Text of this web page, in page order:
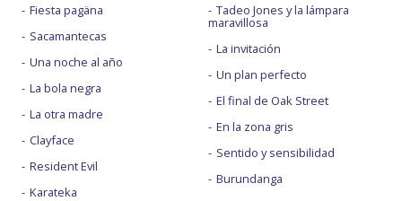
Fiesta pagäna
Sacamantecas
Una noche al año
La bola negra
La otra madre
Clayface
Resident Evil
Karateka
Tadeo Jones y la lámpara
maravillosa
La invitación
Un plan perfecto
El final de Oak Street
En la zona gris
Sentido y sensibilidad
Burundanga